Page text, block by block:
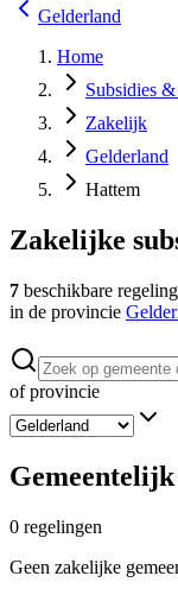
Gelderland
Home
Subsidies
Zakelijk
Gelderland
Hattem
Zakelijke
7 beschikbare
in de provincie
of provincie
Gemeentelijk
0 regelingen
Geen zakelijke